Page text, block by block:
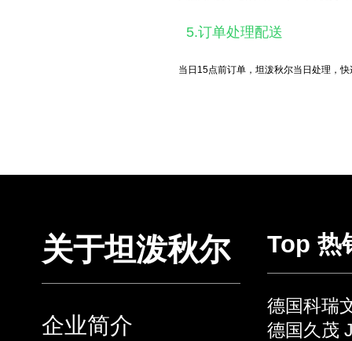
5.订单处理配送
当日15点前订单，坦泼秋尔当日处理，
关于坦泼秋尔
企业简介
Top 热
德国科瑞
德国久茂